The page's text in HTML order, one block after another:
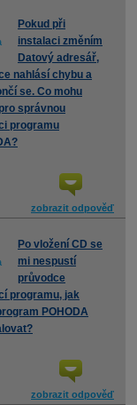
Pokud při
instalaci změním
Datový adresář,
nahlásí chybu a
se. Co mohu
správnou
programu
zobrazit odpověď
Po vložení CD se
mi nespustí
průvodce
programu, jak
POHODA
zobrazit odpověď